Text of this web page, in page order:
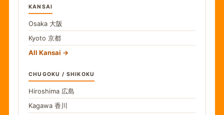
KANSAI
Osaka 大阪
Kyoto 京都
All Kansai
CHUGOKU / SHIKOKU
Hiroshima 広島
Kagawa 香川